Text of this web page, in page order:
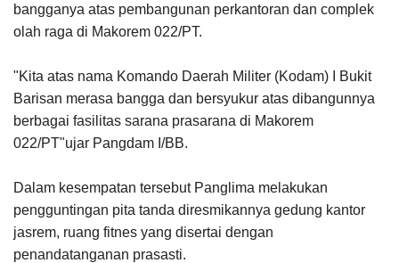
bangganya atas pembangunan perkantoran dan complek
olah raga di Makorem 022/PT.
"Kita atas nama Komando Daerah Militer (Kodam) I Bukit
Barisan merasa bangga dan bersyukur atas dibangunnya
berbagai fasilitas sarana prasarana di Makorem
022/PT"ujar Pangdam I/BB.
Dalam kesempatan tersebut Panglima melakukan
pengguntingan pita tanda diresmikannya gedung kantor
jasrem, ruang fitnes yang disertai dengan
penandatanganan prasasti.